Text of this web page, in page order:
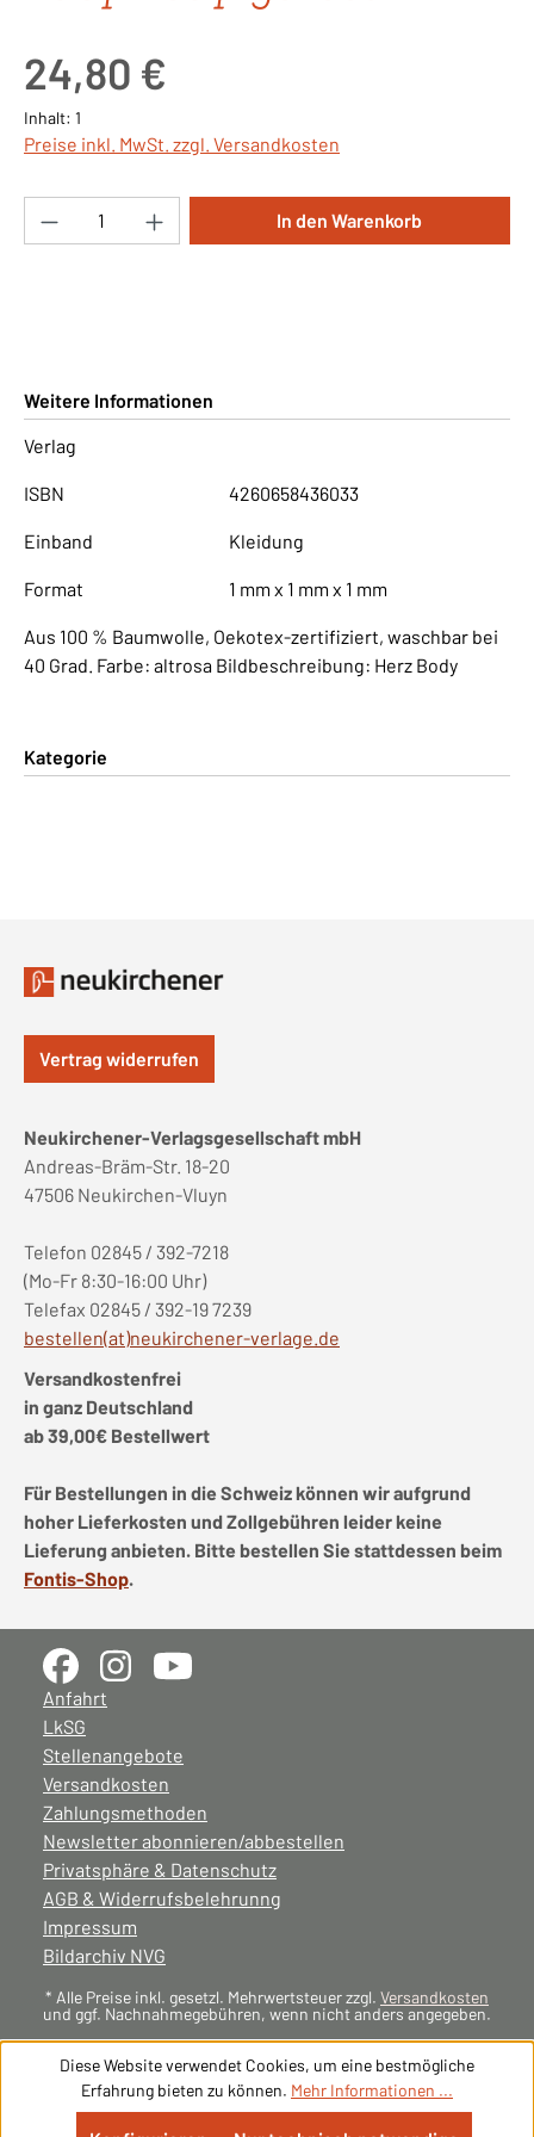
24,80 €
Inhalt: 1
Preise inkl. MwSt. zzgl. Versandkosten
Produkt Anzahl: Gib den gewünschten
In den Warenkorb
Weitere Informationen
Verlag
ISBN 4260658436033
Einband Kleidung
Format 1 mm x 1 mm x 1 mm
Aus 100 % Baumwolle, Oekotex-zertifiziert, waschbar bei
40 Grad. Farbe: altrosa Bildbeschreibung: Herz Body
Kategorie
Vertrag widerrufen
Neukirchener-Verlagsgesellschaft mbH
Andreas-Bräm-Str. 18-20
47506 Neukirchen-Vluyn
Telefon 02845 / 392-7218
(Mo-Fr 8:30-16:00 Uhr)
Telefax 02845 / 392-19 7239
bestellen(at)neukirchener-verlage.de
Versandkostenfrei
in ganz Deutschland
ab 39,00€ Bestellwert
Für Bestellungen in die Schweiz können wir aufgrund
hoher Lieferkosten und Zollgebühren leider keine
Lieferung anbieten. Bitte bestellen Sie stattdessen beim
Fontis-Shop.
Anfahrt
LkSG
Stellenangebote
Versandkosten
Zahlungsmethoden
Newsletter abonnieren/abbestellen
Privatsphäre & Datenschutz
AGB & Widerrufsbelehrunng
Impressum
Bildarchiv NVG
* Alle Preise inkl. gesetzl. Mehrwertsteuer zzgl. Versandkosten
und ggf. Nachnahmegebühren, wenn nicht anders angegeben.
Diese Website verwendet Cookies, um eine bestmögliche
Erfahrung bieten zu können. Mehr Informationen ...